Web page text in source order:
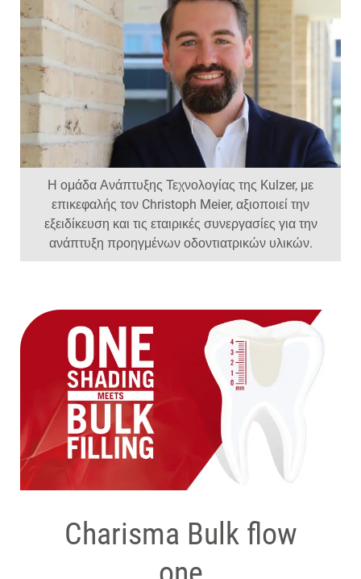
Η ομάδα Ανάπτυξης Τεχνολογίας της Kulzer, με
επικεφαλής τον Christoph Meier, αξιοποιεί την
εξειδίκευση και τις εταιρικές συνεργασίες για την
ανάπτυξη προηγμένων οδοντιατρικών υλικών.
Charisma Bulk flow